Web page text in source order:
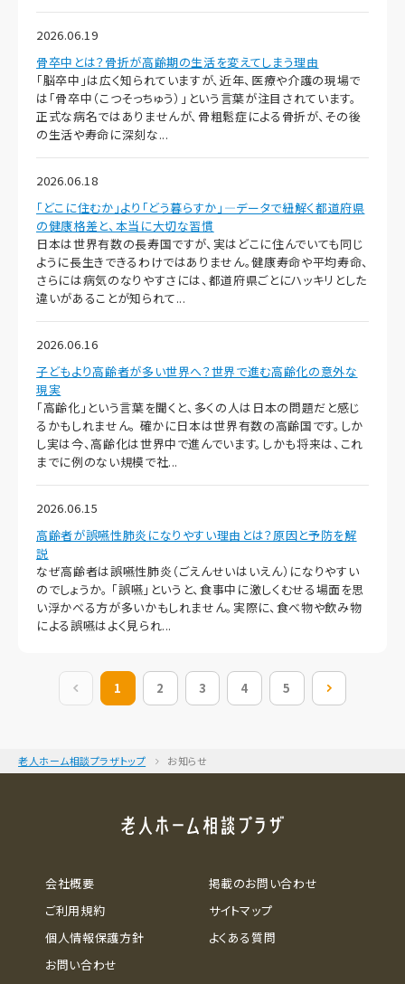
2026.06.19
骨卒中とは？骨折が高齢期の生活を変えてしまう理由
「脳卒中」は広く知られていますが、近年、医療や介護の現場で
は「骨卒中（こつそっちゅう）」という言葉が注目されています。
正式な病名ではありませんが、骨粗鬆症による骨折が、その後
の生活や寿命に深刻な...
2026.06.18
「どこに住むか」より「どう暮らすか」―データで紐解く都道府県
の健康格差と、本当に大切な習慣
日本は世界有数の長寿国ですが、実はどこに住んでいても同じ
ように長生きできるわけではありません。健康寿命や平均寿命、
さらには病気のなりやすさには、都道府県ごとにハッキリとした
違いがあることが知られて...
2026.06.16
子どもより高齢者が多い世界へ？世界で進む高齢化の意外な
現実
「高齢化」という言葉を聞くと、多くの人は日本の問題だと感じ
るかもしれません。 確かに日本は世界有数の高齢国です。しか
し実は今、高齢化は世界中で進んでいます。しかも将来は、これ
までに例のない規模で社...
2026.06.15
高齢者が誤嚥性肺炎になりやすい理由とは？原因と予防を解
説
なぜ高齢者は誤嚥性肺炎（ごえんせいはいえん）になりやすい
のでしょうか。 「誤嚥」というと、食事中に激しくむせる場面を思
い浮かべる方が多いかもしれません。実際に、食べ物や飲み物
による誤嚥はよく見られ...
前の20件
1 2 3 4 5
老人ホーム相談プラザトップ お知らせ
会社概要
ご利用規約
個人情報保護方針
お問い合わせ
掲載のお問い合わせ
サイトマップ
よくある質問